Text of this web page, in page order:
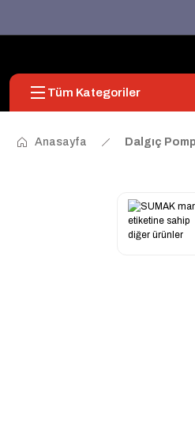
Tüm Kategoriler
Anasayfa Dalgıç